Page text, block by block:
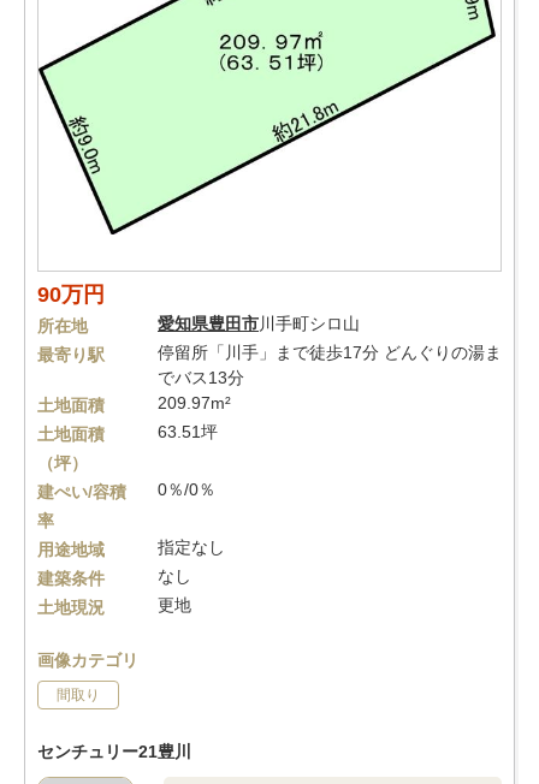
90万円
所在地 愛知県豊田市川手町シロ山
最寄り駅
停留所「川手」まで徒歩17分 どんぐりの湯ま
でバス13分
土地面積
209.97m²
土地面積
（坪）
63.51坪
建ぺい/容積
率
0％/0％
用途地域
指定なし
建築条件
なし
土地現況
更地
画像カテゴリ
間取り
センチュリー21豊川